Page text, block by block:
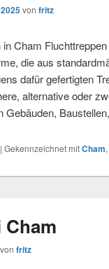
von fritz
Cham
die aus
dafür gefertigten
alternative oder
Gebäuden, Baustellen,
| Gekennzeichnet mitCham,
von fritz